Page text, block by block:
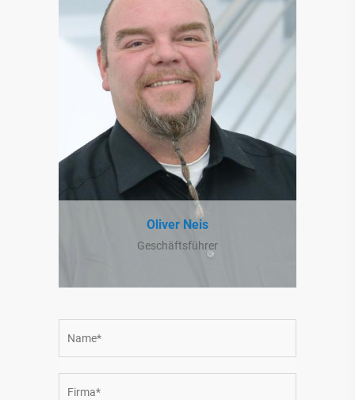
Preisliste 2026 MDE
Leitfaden ERP und Lagerlogistik für
Medizinprodukte
*Ich habe die
Datenschutzbestimmung
Oliver Neis
Geschäftsführer